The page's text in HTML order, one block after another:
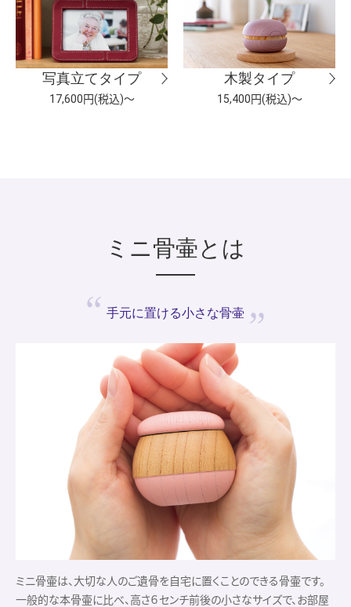
写真立てタイプ
17,600円(税込)～
木製タイプ
15,400円(税込)～
ミニ骨壷とは
手元に置ける小さな骨壷
ミニ骨壷は、大切な人のご遺骨を自宅に置くことのできる骨壷です。
一般的な本骨壷に比べ、高さ６センチ前後の小さなサイズで、お部屋